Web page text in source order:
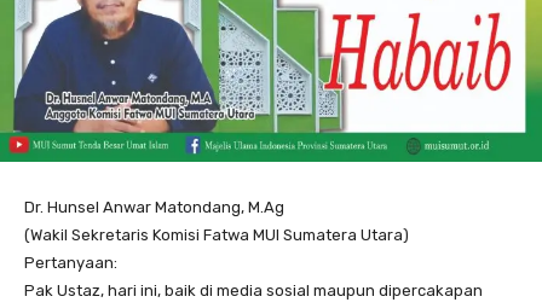
Dr. Hunsel Anwar Matondang, M.Ag
(Wakil Sekretaris Komisi Fatwa MUI Sumatera Utara)
Pertanyaan:
Pak Ustaz, hari ini, baik di media sosial maupun dipercakapan